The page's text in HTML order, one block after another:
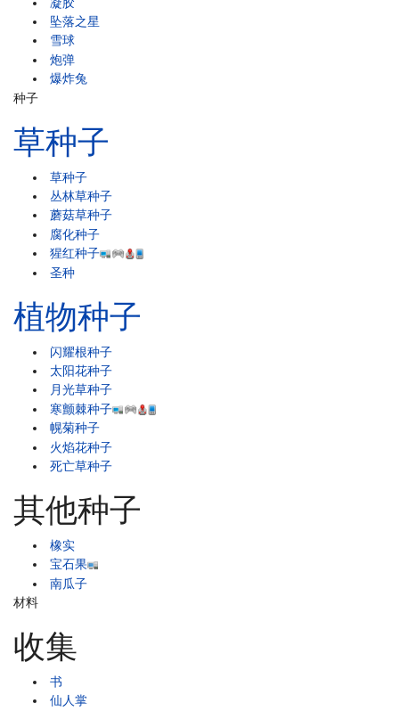
坠落之星
雪球
炮弹
爆炸兔
种子
草种子
草种子
丛林草种子
蘑菇草种子
腐化种子
猩红种子
圣种
植物种子
闪耀根种子
太阳花种子
月光草种子
寒颤棘种子
幌菊种子
火焰花种子
死亡草种子
其他种子
橡实
宝石果
南瓜子
材料
收集
书
仙人掌